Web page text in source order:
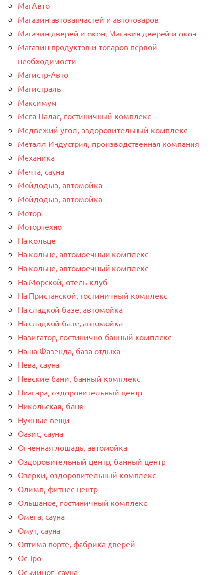
МагАвто
Магазин автозапчастей и автотоваров
Магазин дверей и окон, Магазин дверей и окон
Магазин продуктов и товаров первой
необходимости
Магистр-Авто
Магистраль
Максимум
Мега Палас, гостиничный комплекс
Медвежий угол, оздоровительный комплекс
Металл Индустрия, производственная компания
Механика
Мечта, сауна
Мойдодыр, автомойка
Мойдодыр, автомойка
Мотор
Мотортехно
На кольце
На кольце, автомоечный комплекс
На кольце, автомоечный комплекс
На Морской, отель-клуб
На Пристанской, гостиничный комплекс
На сладкой базе, автомойка
На сладкой базе, автомойка
Навигатор, гостинично-банный комплекс
Наша Фазенда, база отдыха
Нева, сауна
Невские бани, банный комплекс
Ниагара, оздоровительный центр
Никольская, баня
Нужные вещи
Оазис, сауна
Огненная лошадь, автомойка
Оздоровительный центр, банный центр
Озерки, оздоровительный комплекс
Олимп, фитнес-центр
Ольшаное, гостиничный комплекс
Омега, сауна
Омут, сауна
Оптима порте, фабрика дверей
ОсПро
Осьминог, сауна